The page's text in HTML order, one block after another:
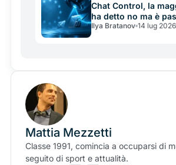
Chat Control, la
ha detto no ma è
battaglia UE che
Ilya Bratanov 14 lug 2026
Mattia Mezzetti
Classe 1991, comincia a occuparsi di
seguito di sport e attualità.